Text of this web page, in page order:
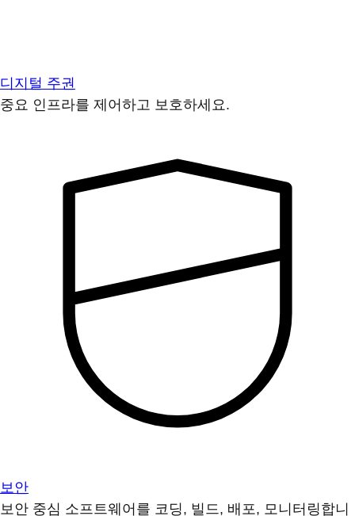
디지털 주권
중요 인프라를 제어하고 보호하세요.
보안
보안 중심 소프트웨어를 코딩, 빌드, 배포, 모니터링합니